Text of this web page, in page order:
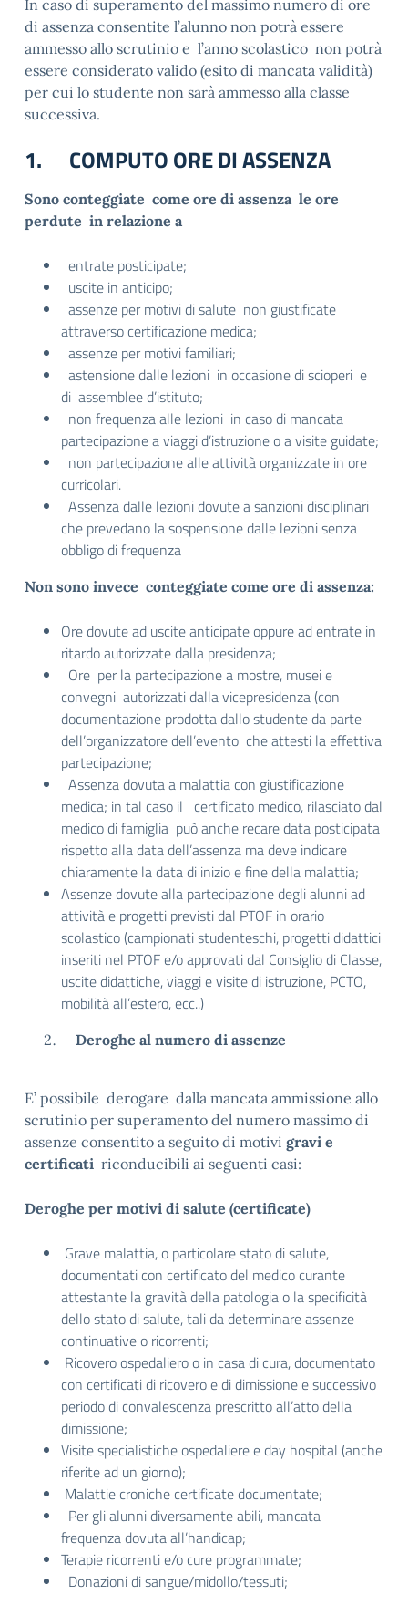
In caso di superamento del massimo numero di ore
di assenza consentite l’alunno non potrà essere
ammesso allo scrutinio e l’anno scolastico non potrà
essere considerato valido (esito di mancata validità)
per cui lo studente non sarà ammesso alla classe
successiva.
1. COMPUTO ORE DI ASSENZA
Sono conteggiate come ore di assenza le ore
perdute in relazione a
entrate posticipate;
uscite in anticipo;
assenze per motivi di salute non giustificate
attraverso certificazione medica;
assenze per motivi familiari;
astensione dalle lezioni in occasione di scioperi e
di assemblee d’istituto;
non frequenza alle lezioni in caso di mancata
partecipazione a viaggi d’istruzione o a visite guidate;
non partecipazione alle attività organizzate in ore
curricolari.
Assenza dalle lezioni dovute a sanzioni disciplinari
che prevedano la sospensione dalle lezioni senza
obbligo di frequenza
Non sono invece conteggiate come ore di assenza:
Ore dovute ad uscite anticipate oppure ad entrate in
ritardo autorizzate dalla presidenza;
Ore per la partecipazione a mostre, musei e
convegni autorizzati dalla vicepresidenza (con
documentazione prodotta dallo studente da parte
dell’organizzatore dell’evento che attesti la effettiva
partecipazione;
Assenza dovuta a malattia con giustificazione
medica; in tal caso il certificato medico, rilasciato dal
medico di famiglia può anche recare data posticipata
rispetto alla data dell’assenza ma deve indicare
chiaramente la data di inizio e fine della malattia;
Assenze dovute alla partecipazione degli alunni ad
attività e progetti previsti dal PTOF in orario
scolastico (campionati studenteschi, progetti didattici
inseriti nel PTOF e/o approvati dal Consiglio di Classe,
uscite didattiche, viaggi e visite di istruzione, PCTO,
mobilità all’estero, ecc..)
Deroghe al numero di assenze
E’ possibile derogare dalla mancata ammissione allo
scrutinio per superamento del numero massimo di
assenze consentito a seguito di motivi gravi e
certificati riconducibili ai seguenti casi:
Deroghe per motivi di salute (certificate)
Grave malattia, o particolare stato di salute,
documentati con certificato del medico curante
attestante la gravità della patologia o la specificità
dello stato di salute, tali da determinare assenze
continuative o ricorrenti;
Ricovero ospedaliero o in casa di cura, documentato
con certificati di ricovero e di dimissione e successivo
periodo di convalescenza prescritto all’atto della
dimissione;
Visite specialistiche ospedaliere e day hospital (anche
riferite ad un giorno);
Malattie croniche certificate documentate;
Per gli alunni diversamente abili, mancata
frequenza dovuta all’handicap;
Terapie ricorrenti e/o cure programmate;
Donazioni di sangue/midollo/tessuti;